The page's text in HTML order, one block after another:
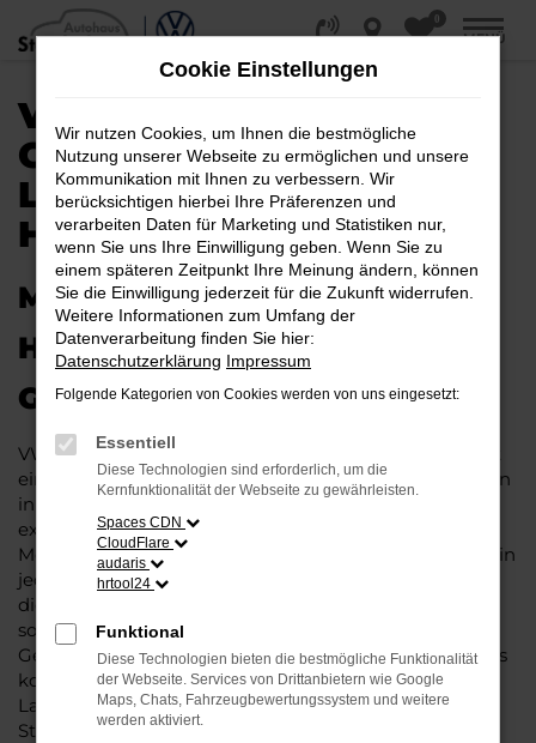
Zum
Hauptinhalt
0
MENÜ
VW UP!
GEBRAUCHTWAGEN |
LIEFERSERVICE NACH
HAMBURG
MIT RABATT DURCH
HAMBURG MIT DEM VW UP!
GEBRAUCHTWAGEN
VW up! Gebrauchtwagen liegen im Trend und das hat
einen vergleichsweise einfachen Grund. Ob für Fahrten
in und um Hamburg oder längere Strecken: es
existieren schlichtweg kaum Fahrzeuge, die diesem
Modell das Wasser reichen können. Die Qualität steht in
jeder Modellgeneration außer Frage. Hinzu kommen
die vielfältigen Möglichkeiten einer Individualisierung
sowie die zahlreichen Assistenzsysteme. Ein VW up!
Gebrauchtwagen für Hamburg ist ein Fahrzeug, wie es
kompletter nicht sein könnte und überzeugt durch
Langlebigkeit und einen sehr soliden Werterhalt. Bei
Steinböhmer kommt hinzu, dass Sie sich über einen
Cookie Einstellungen
Wir nutzen Cookies, um Ihnen die bestmögliche
Nutzung unserer Webseite zu ermöglichen und unsere
Kommunikation mit Ihnen zu verbessern. Wir
berücksichtigen hierbei Ihre Präferenzen und
verarbeiten Daten für Marketing und Statistiken nur,
wenn Sie uns Ihre Einwilligung geben. Wenn Sie zu
einem späteren Zeitpunkt Ihre Meinung ändern, können
Sie die Einwilligung jederzeit für die Zukunft widerrufen.
Weitere Informationen zum Umfang der
Datenverarbeitung finden Sie hier:
Datenschutzerklärung Impressum
Folgende Kategorien von Cookies werden von uns eingesetzt:
Essentiell
Diese Technologien sind erforderlich, um die
Kernfunktionalität der Webseite zu gewährleisten.
Spaces CDN
CloudFlare
audaris
hrtool24
Funktional
Diese Technologien bieten die bestmögliche Funktionalität
der Webseite. Services von Drittanbietern wie Google
Maps, Chats, Fahrzeugbewertungssystem und weitere
werden aktiviert.